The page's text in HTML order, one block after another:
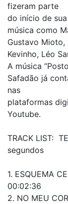
fizeram parte
do início de
música como
Gustavo Mioto,
Kevinho, Léo
A música
Safadão já
nas
plataformas
Youtube.
TRACK LIST:
segundos
1. ESQUEMA
00:02:36
2. NO MEU